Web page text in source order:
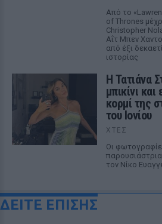
Από το
of Thrones
Christopher
Αΐτ Μπεν
από έξι
ιστορίας
Η Τατιάνα
μπικίνι
κορμί της
του Ιονίου
ΧΤΕΣ
Οι
τον Νίκο
ΔΕΙΤΕ ΕΠΙΣΗΣ